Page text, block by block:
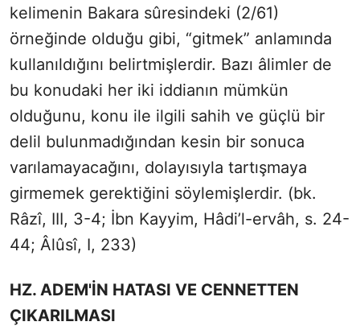
kelimenin Bakara sûresindeki (2/61)
örneğinde olduğu gibi, “gitmek” anlamında
kullanıldığını belirtmişlerdir. Bazı âlimler de
bu konudaki her iki iddianın mümkün
olduğunu, konu ile ilgili sahih ve güçlü bir
delil bulunmadığından kesin bir sonuca
varılamayacağını, dolayısıyla tartışmaya
girmemek gerektiğini söylemişlerdir. (bk.
Râzî, III, 3-4; İbn Kayyim, Hâdi’l-ervâh, s. 24-
44; Âlûsî, I, 233)
HZ. ADEM'İN HATASI VE CENNETTEN
ÇIKARILMASI